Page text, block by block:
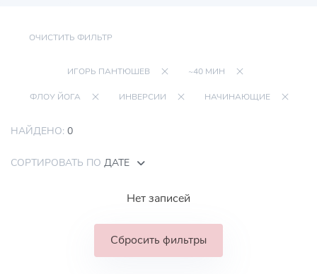
ОЧИСТИТЬ ФИЛЬТР
ИГОРЬ ПАНТЮШЕВ ~40 МИН
ФЛОУ ЙОГА ИНВЕРСИИ НАЧИНАЮЩИЕ
НАЙДЕНО: 0
СОРТИРОВАТЬ ПО ДАТЕ
Нет записей
Сбросить фильтры